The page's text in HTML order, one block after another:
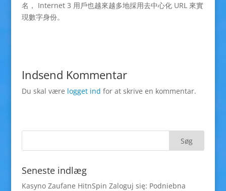
名， Internet 3 用戶也越來越多地採用去中心化 URL 來實
現數字身份。
Indsend Kommentar
Du skal være logget ind for at skrive en kommentar.
Seneste indlæg
Kasyno Zaufane HitnSpin Zaloguj się: Podniebna